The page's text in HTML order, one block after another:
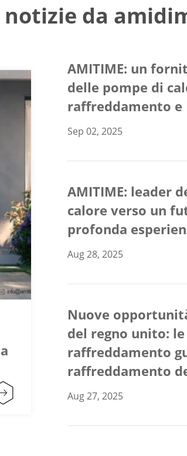
da
AMITIME: un
delle pompe di
raffreddamento e
Sep 02, 2025
AMITIME: leader
calore verso un
profonda
Aug 28, 2025
Nuove
del regno unito:
raffreddamento
raffreddamento
Aug 27, 2025